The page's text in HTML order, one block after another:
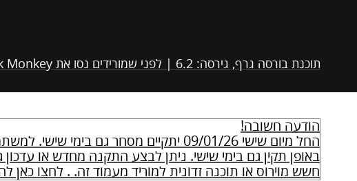
תוכנת בורסה גרף, גירסה: 6.2 | לפני שמורידים נסו את Stock Monkey היא יותר שווה >>
הודעה חשובה!
באופן תקין גם בימי שישי. ניתן לבצע התקנה מחדש או
חשש מוירוס או תוכנה זדונית למוריד מעמוד זה. . לחצו כאן